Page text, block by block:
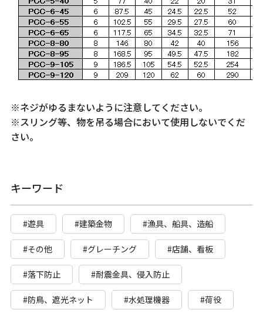
※ネジがゆるまないように注意してください。
※スリング等、物を吊る場合において使用しないでくだ
さい。
キーワード
#遊具 #建築金物 #漁具、船具、造船
#その他 #グレーチング #店舗、看板
#落下防止 #耐震金具、侵入防止
#防鳥、遮光ネット #水処理機器 #荷役